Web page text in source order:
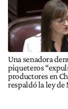
Una senadora
piqueteros
productores en
respaldó la ley